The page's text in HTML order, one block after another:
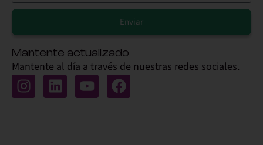
Enviar
Mantente actualizado
Mantente al día a través de nuestras redes sociales.